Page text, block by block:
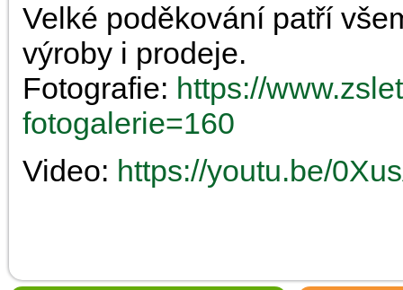
Velké poděkování patří
výroby i prodeje.
Fotografie: https://
fotogalerie=160
Video: https://youtu.be/